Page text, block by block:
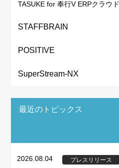
TASUKE for 奉行V ERPクラウド
STAFFBRAIN
POSITIVE
SuperStream-NX
最近のトピックス
2026.08.04 プレスリリース